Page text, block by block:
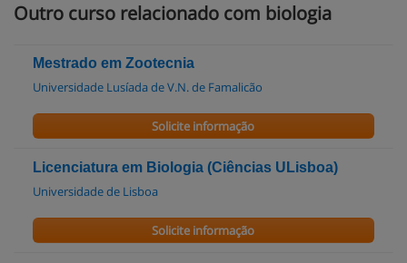
Outro curso relacionado com biologia
Mestrado em Zootecnia
Universidade Lusíada de V.N. de Famalicão
Solicite informação
Licenciatura em Biologia (Ciências ULisboa)
Universidade de Lisboa
Solicite informação